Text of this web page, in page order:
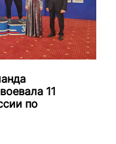
11
по